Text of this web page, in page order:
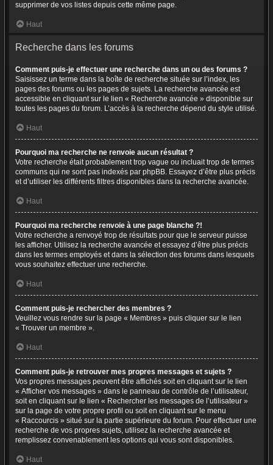
supprimer de vos listes depuis cette même page.
Haut
Recherche dans les forums
Comment puis-je effectuer une recherche dans un ou des forums ?
Saisissez un terme dans la boîte de recherche située sur l’index, les
pages des forums ou les pages de sujets. La recherche avancée est
accessible en cliquant sur le lien « Recherche avancée » disponible sur
toutes les pages du forum. L’accès à la recherche dépend du style utilisé.
Haut
Pourquoi ma recherche ne renvoie aucun résultat ?
Votre recherche était probablement trop vague ou incluait trop de termes
communs qui ne sont pas indexés par phpBB. Essayez d’être plus précis
et d’utiliser les différents filtres disponibles dans la recherche avancée.
Haut
Pourquoi ma recherche renvoie à une page blanche ?!
Votre recherche a renvoyé trop de résultats pour que le serveur puisse
les afficher. Utilisez la recherche avancée et essayez d’être plus précis
dans les termes employés et dans la sélection des forums dans lesquels
vous souhaitez effectuer une recherche.
Haut
Comment puis-je rechercher des membres ?
Veuillez vous rendre sur la page « Membres » puis cliquer sur le lien
« Trouver un membre ».
Haut
Comment puis-je retrouver mes propres messages et sujets ?
Vos propres messages peuvent être affichés soit en cliquant sur le lien
« Afficher vos messages » dans le panneau de contrôle de l’utilisateur,
soit en cliquant sur le lien « Rechercher les messages de l’utilisateur »
sur la page de votre propre profil ou soit en cliquant sur le menu
« Raccourcis » situé sur la partie supérieure du forum. Pour effectuer une
recherche de vos propres sujets, utilisez la recherche avancée et
remplissez convenablement les options qui vous sont disponibles.
Haut